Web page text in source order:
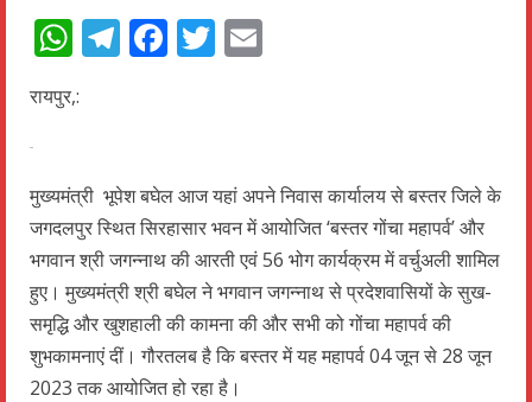
WhatsApp
Telegram
Facebook
Twitter
रायपुर,:
मुख्यमंत्री भूपेश बघेल आज यहां अपने निवास कार्यालय से बस्तर जिले के
जगदलपुर स्थित सिरहासार भवन में आयोजित ‘बस्तर गोंचा महापर्व’ और
भगवान श्री जगन्नाथ की आरती एवं 56 भोग कार्यक्रम में वर्चुअली शामिल
हुए। मुख्यमंत्री श्री बघेल ने भगवान जगन्नाथ से प्रदेशवासियों के सुख-
समृद्धि और खुशहाली की कामना की और सभी को गोंचा महापर्व की
शुभकामनाएं दीं। गौरतलब है कि बस्तर में यह महापर्व 04 जून से 28 जून
2023 तक आयोजित हो रहा है।